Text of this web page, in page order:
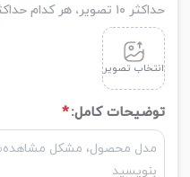
حداکثر ۱۰ تصویر، هر کدام حداکثر ۵ مگابایت
انتخاب تصویر
توضیحات کامل:*